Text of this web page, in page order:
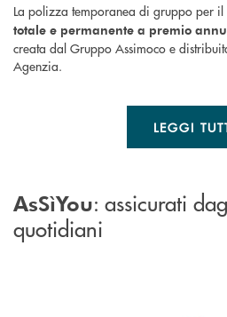
La polizza temporanea di gruppo per il
totale e permanente a premio
creata dal Gruppo Assimoco e
Agenzia.
LEGGI
AsSìYou: assicurati
quotidiani